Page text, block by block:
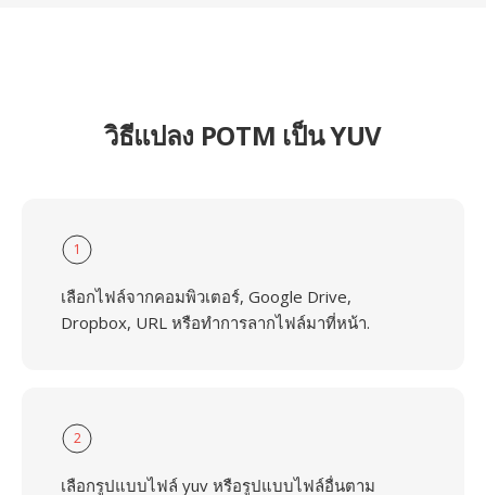
วิธีแปลง POTM เป็น YUV
1
เลือกไฟล์จากคอมพิวเตอร์, Google Drive,
Dropbox, URL หรือทำการลากไฟล์มาที่หน้า.
2
เลือกรูปแบบไฟล์ yuv หรือรูปแบบไฟล์อื่นตาม